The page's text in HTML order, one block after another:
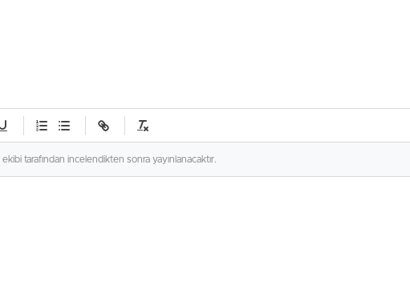
ekibi tarafından incelendikten sonra yayınlanacaktır.